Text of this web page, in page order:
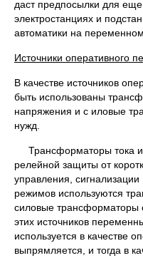
даст предпосылки для
электростанциях и
автоматики на
Источники оперативного
В качестве источников
быть использованы
напряжения и с иловые
нужд.
Трансформаторы тока
релейной защиты от
управления,
режимов используются
силовые трансформаторы
этих источников
используется в качестве
выпрямляется, и тогда в